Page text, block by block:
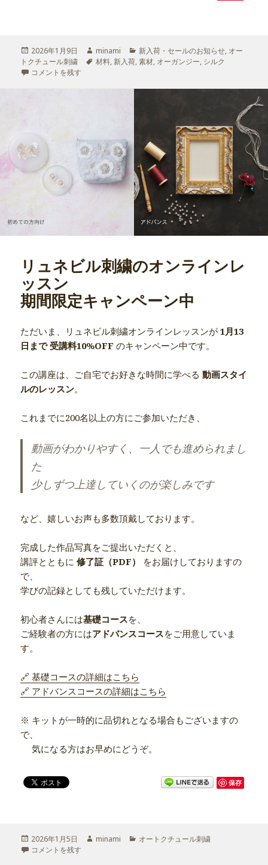
投
稿
日:
2026年1月9日
作
成
minami
カ
テ
新入荷・セールのお知らせ, オー
トクチュール刺繍
タ
材料, 新入荷,素材, オーガンジー, シルク
シルクオーガンジーの取り扱いはじめました に
コメントを残す
リュネビル刺繍のオンラインレ
ッスン
期間限定キャンペーン中
ただいま、リュネビル刺繍オンラインレッスンが1月13
日まで 受講料10%OFF のキャンペーン中です。
この講座は、ご自宅でお好きな時間に学べる動画スタイ
ルのレッスン。
これまでに200名以上の方にご参加いただき、
動画がわかりやすく、一人でも進められまし
た
少しずつ上達していくのが楽しみです
など、嬉しいお声も多数頂戴しております。
完成した作品写真をご提出いただくと、
講評とともに修了証（PDF）
をお届けしておりますの
で、
学びの記録としても残していただけます。
初心者さんには基礎コースを、
ご経験者の方にはアドバンスコースをご用意していま
す。
🔗 基礎コースの詳細はこちら
🔗 アドバンスコースの詳細はこちら
※ キットが一時的に品切れとなる場合もございますの
で、
気になる方はお早めにどうぞ。
保存
投
稿
2026年1月5日
作
minami
カ
オートクチュール刺繍
リュネビル刺繍のオンラインレッスン
コメントを残す